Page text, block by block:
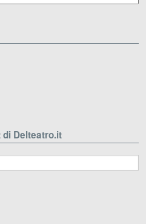
Delteatro.it